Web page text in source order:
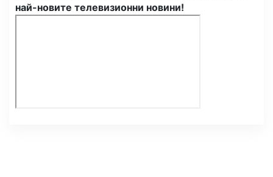
най-новите телевизионни новини!